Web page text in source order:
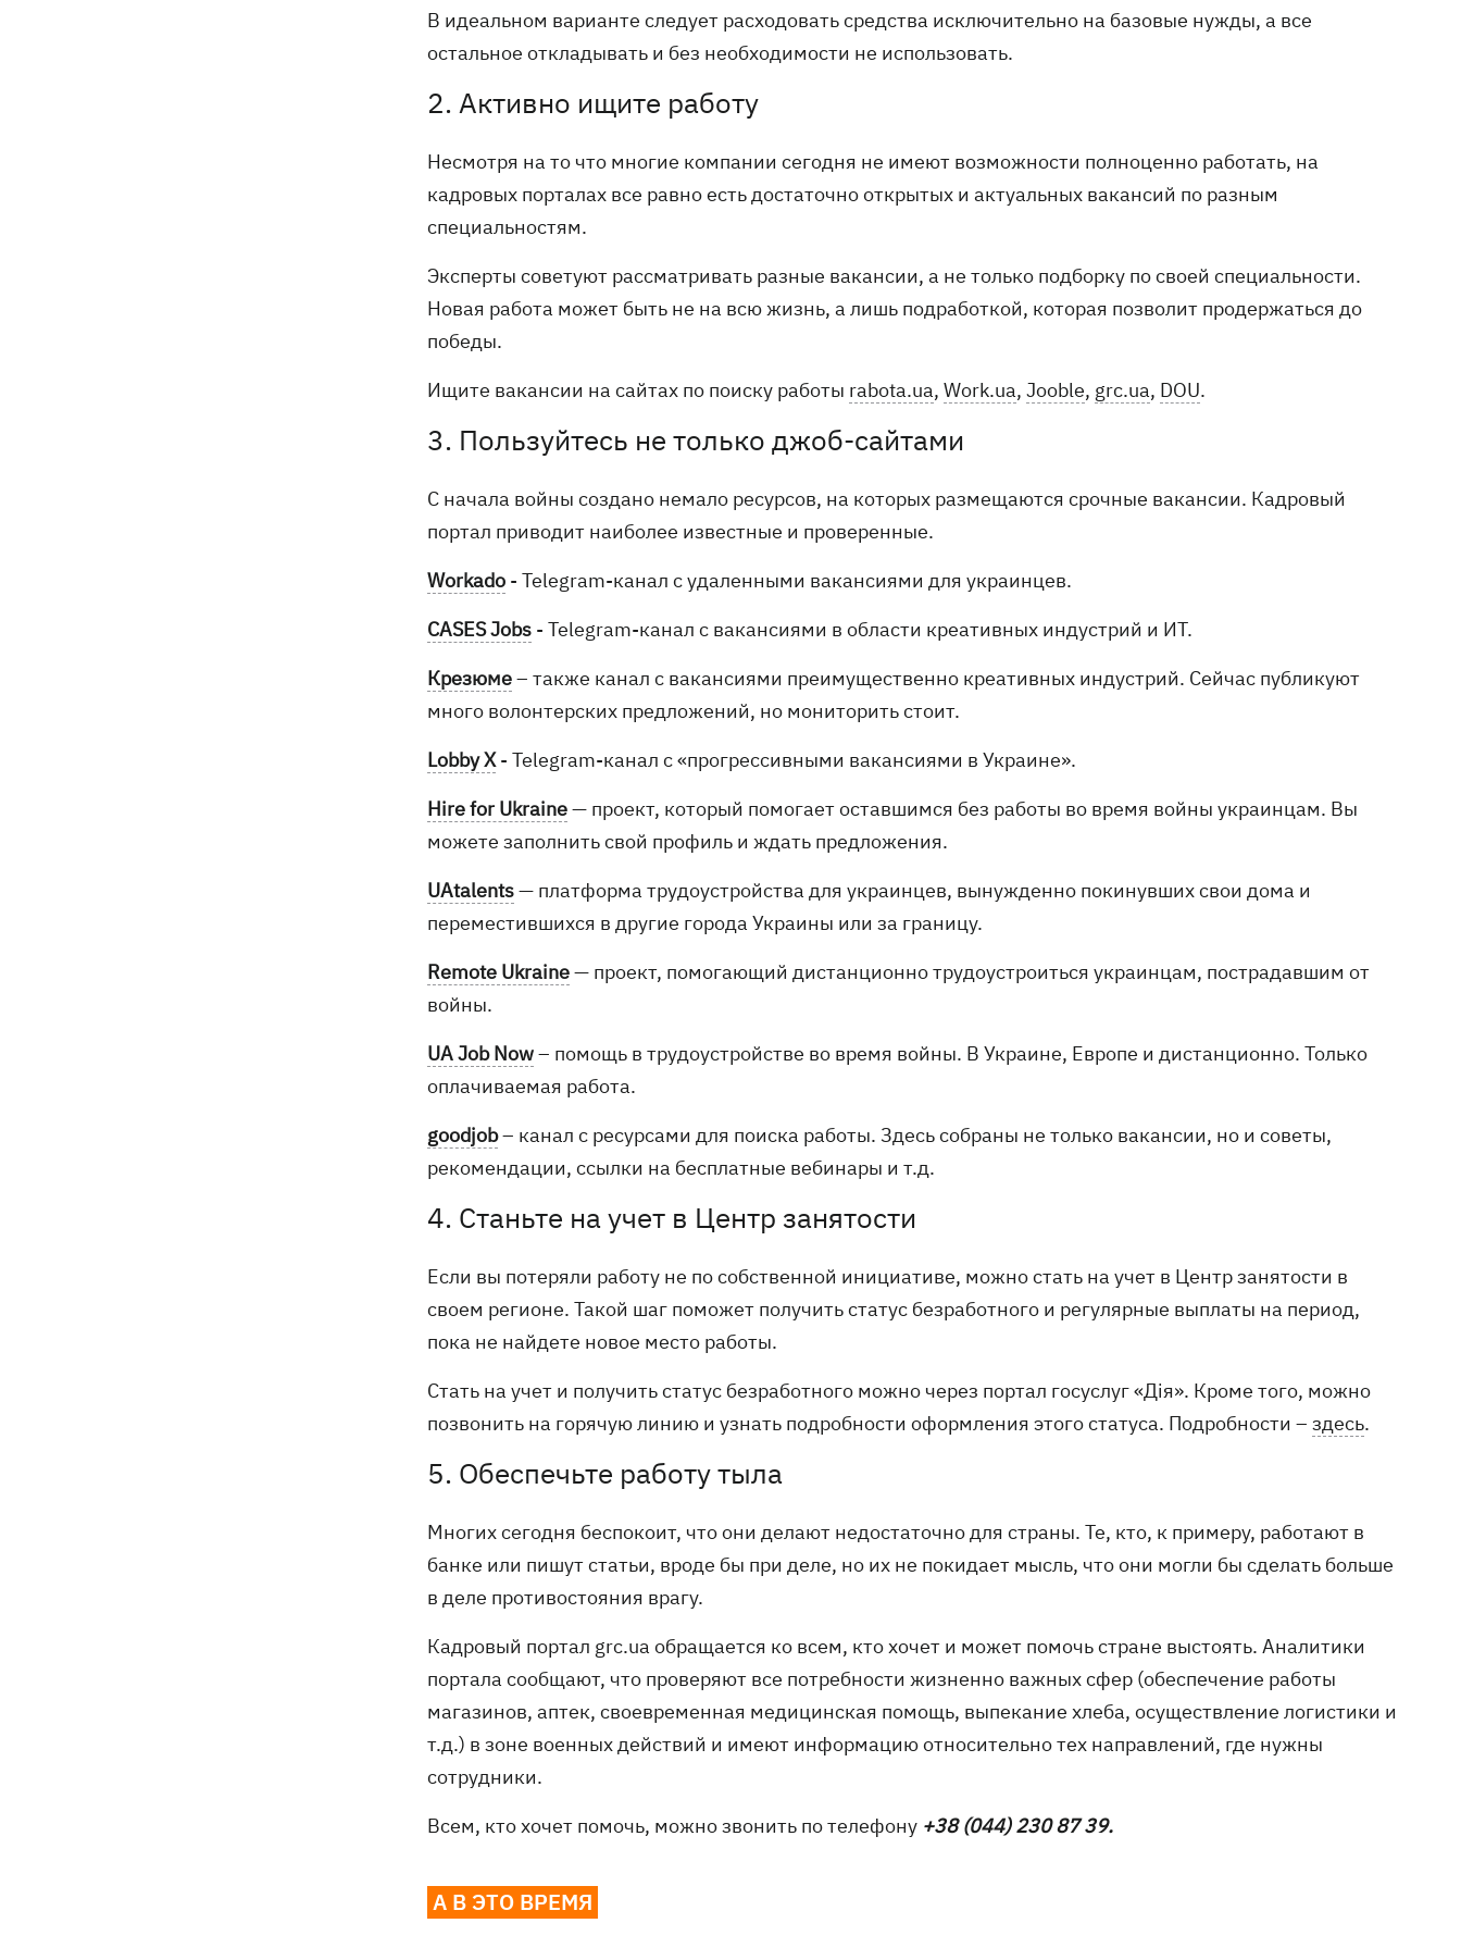
В идеальном варианте следует расходовать средства исключительно на базовые нужды, а все
остальное откладывать и без необходимости не использовать.
2. Активно ищите работу
Несмотря на то что многие компании сегодня не имеют возможности полноценно работать, на
кадровых порталах все равно есть достаточно открытых и актуальных вакансий по разным
специальностям.
Эксперты советуют рассматривать разные вакансии, а не только подборку по своей специальности.
Новая работа может быть не на всю жизнь, а лишь подработкой, которая позволит продержаться до
победы.
Ищите вакансии на сайтах по поиску работы rabota.ua, Work.ua, Jooble, grc.ua, DOU.
3. Пользуйтесь не только джоб-сайтами
С начала войны создано немало ресурсов, на которых размещаются срочные вакансии. Кадровый
портал приводит наиболее известные и проверенные.
Workado - Telegram-канал с удаленными вакансиями для украинцев.
CASES Jobs - Telegram-канал с вакансиями в области креативных индустрий и ИТ.
Крезюме– также канал с вакансиями преимущественно креативных индустрий. Сейчас публикуют
много волонтерских предложений, но мониторить стоит.
Lobby X- Telegram-канал с «прогрессивными вакансиями в Украине».
Hire for Ukraine— проект, который помогает оставшимся без работы во время войны украинцам. Вы
можете заполнить свой профиль и ждать предложения.
UAtalents— платформа трудоустройства для украинцев, вынужденно покинувших свои дома и
переместившихся в другие города Украины или за границу.
Remote Ukraine— проект, помогающий дистанционно трудоустроиться украинцам, пострадавшим от
войны.
UA Job Now– помощь в трудоустройстве во время войны. В Украине, Европе и дистанционно. Только
оплачиваемая работа.
goodjob– канал с ресурсами для поиска работы. Здесь собраны не только вакансии, но и советы,
рекомендации, ссылки на бесплатные вебинары и т.д.
4. Станьте на учет в Центр занятости
Если вы потеряли работу не по собственной инициативе, можно стать на учет в Центр занятости в
своем регионе. Такой шаг поможет получить статус безработного и регулярные выплаты на период,
пока не найдете новое место работы.
Стать на учет и получить статус безработного можно через портал госуслуг «Дія». Кроме того, можно
позвонить на горячую линию и узнать подробности оформления этого статуса. Подробности – здесь.
5. Обеспечьте работу тыла
Многих сегодня беспокоит, что они делают недостаточно для страны. Те, кто, к примеру, работают в
банке или пишут статьи, вроде бы при деле, но их не покидает мысль, что они могли бы сделать больше
в деле противостояния врагу.
Кадровый портал grc.ua обращается ко всем, кто хочет и может помочь стране выстоять. Аналитики
портала сообщают, что проверяют все потребности жизненно важных сфер (обеспечение работы
магазинов, аптек, своевременная медицинская помощь, выпекание хлеба, осуществление логистики и
т.д.) в зоне военных действий и имеют информацию относительно тех направлений, где нужны
сотрудники.
Всем, кто хочет помочь, можно звонить по телефону +38 (044) 230 87 39.
А В ЭТО ВРЕМЯ